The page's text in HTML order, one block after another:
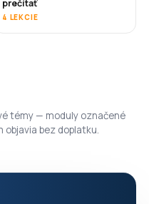
prečítať
4 LEKCIE
témy — moduly označené
objavia bez doplatku.